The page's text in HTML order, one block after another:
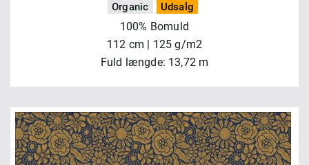
Organic Udsalg
100% Bomuld
112 cm | 125 g/m2
Fuld længde: 13,72 m